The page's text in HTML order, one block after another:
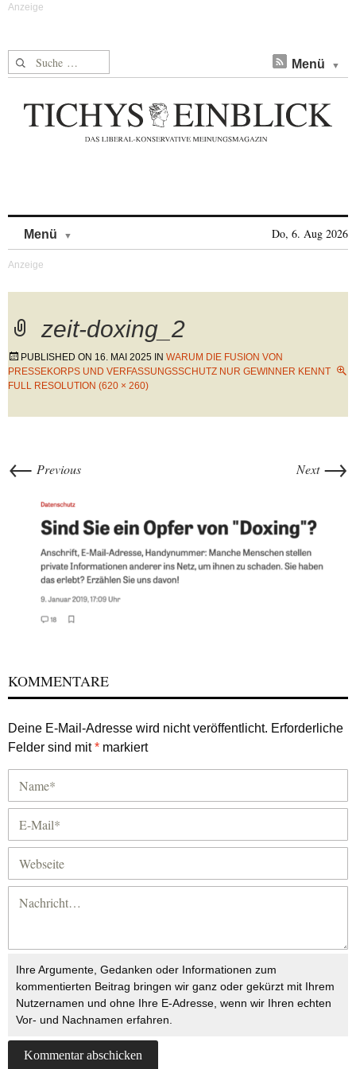
Suche nach: Menü
Menü Do, 6. Aug 2026
zeit-doxing_2
PUBLISHED ON 16. MAI 2025 IN WARUM DIE FUSION VON
PRESSEKORPS UND VERFASSUNGSSCHUTZ NUR GEWINNER KENNT
FULL RESOLUTION (620 × 260)
← Previous Next →
KOMMENTARE
Deine E-Mail-Adresse wird nicht veröffentlicht. Erforderliche
Felder sind mit* markiert
Ihre Argumente, Gedanken oder Informationen zum
kommentierten Beitrag bringen wir ganz oder gekürzt mit Ihrem
Nutzernamen und ohne Ihre E-Adresse, wenn wir Ihren echten
Vor- und Nachnamen erfahren.